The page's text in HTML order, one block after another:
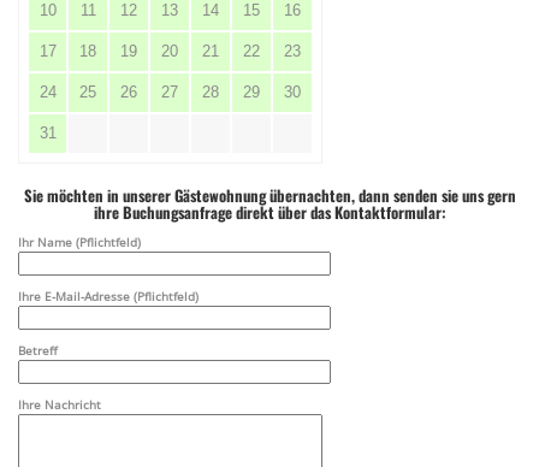
10 11 12 13 14 15 16
17 18 19 20 21 22 23
24 25 26 27 28 29 30
31
Sie möchten in unserer Gästewohnung übernachten, dann senden sie uns gern
ihre Buchungsanfrage direkt über das Kontaktformular:
Ihr Name (Pflichtfeld)
Ihre E-Mail-Adresse (Pflichtfeld)
Betreff
Ihre Nachricht